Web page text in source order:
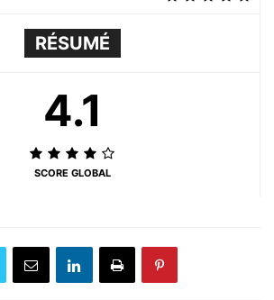
RÉSUMÉ
4.1
SCORE GLOBAL